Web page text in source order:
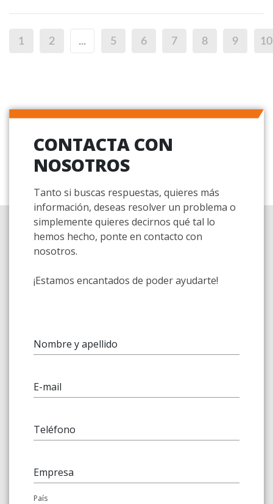
1 2 ... 5 6 7 8 9 10
CONTACTA CON
NOSOTROS
Tanto si buscas respuestas, quieres más
información, deseas resolver un problema o
simplemente quieres decirnos qué tal lo
hemos hecho, ponte en contacto con
nosotros.
¡Estamos encantados de poder ayudarte!
Nombre y apellido
E-mail
Teléfono
Empresa
País